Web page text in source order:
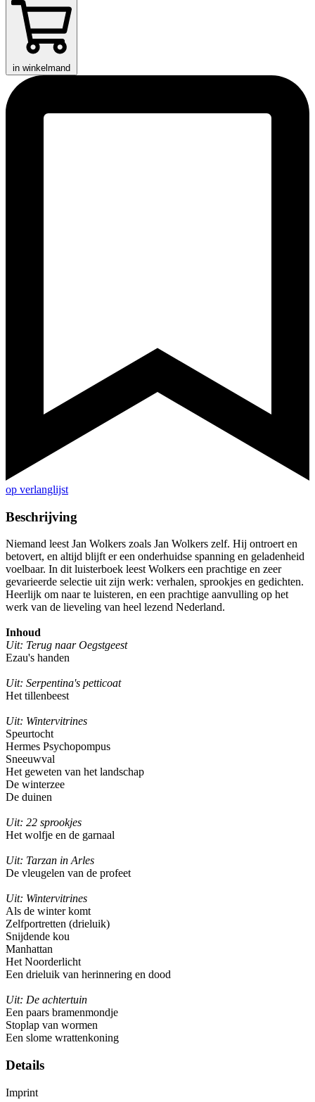
in winkelmand
op verlanglijst
Beschrijving
Niemand leest Jan Wolkers zoals Jan Wolkers zelf. Hij ontroert en
betovert, en altijd blijft er een onderhuidse spanning en geladenheid
voelbaar. In dit luisterboek leest Wolkers een prachtige en zeer
gevarieerde selectie uit zijn werk: verhalen, sprookjes en gedichten.
Heerlijk om naar te luisteren, en een prachtige aanvulling op het
werk van de lieveling van heel lezend Nederland.
Inhoud
Uit: Terug naar Oegstgeest
Ezau's handen
Uit: Serpentina's petticoat
Het tillenbeest
Uit: Wintervitrines
Speurtocht
Hermes Psychopompus
Sneeuwval
Het geweten van het landschap
De winterzee
De duinen
Uit: 22 sprookjes
Het wolfje en de garnaal
Uit: Tarzan in Arles
De vleugelen van de profeet
Uit: Wintervitrines
Als de winter komt
Zelfportretten (drieluik)
Snijdende kou
Manhattan
Het Noorderlicht
Een drieluik van herinnering en dood
Uit: De achtertuin
Een paars bramenmondje
Stoplap van wormen
Een slome wrattenkoning
Details
Imprint